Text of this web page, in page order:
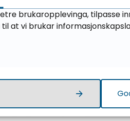
fekk. Logg deg inn på
klage-knapp. Knappen er
knappen, vil det komme
på skriftlig eksamen. Når du
bli sett opp, ned eller
og kan ikkje klagast på.
brukaropplevinga, tilpasse
at vi brukar